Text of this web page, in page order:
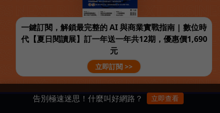
一鍵訂閱，解鎖最完整的 AI 與商業實戰指南 | 數位時
代【夏日閱讀展】訂一年送一年共12期，優惠價1,690
元
立即訂閱 >>
告別極速迷思！什麼叫好網路？ 立即查看